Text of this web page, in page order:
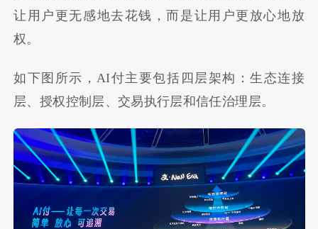
让用户更无感地去花钱，而是让用户更放心地放
权。
如下图所示，AI付主要包括四层架构：生态连接
层、授权控制层、交易执行层和信任治理层。